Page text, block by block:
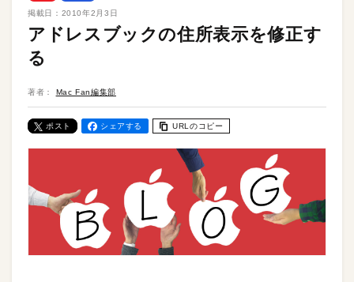
掲載日： 2010年2月3日
アドレスブックの住所表示を修正す
る
著者： Mac Fan編集部
ポスト シェアする URLのコピー